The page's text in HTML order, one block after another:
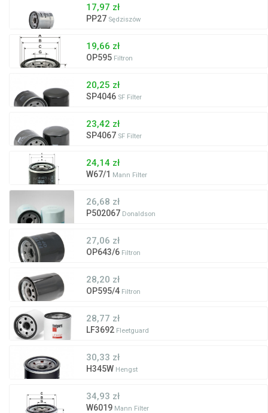
17,97 zł
PP27 Sędziszów
19,66 zł
OP595 Filtron
20,25 zł
SP4046 SF Filter
23,42 zł
SP4067 SF Filter
24,14 zł
W67/1 Mann Filter
26,68 zł
P502067 Donaldson
27,06 zł
OP643/6 Filtron
28,20 zł
OP595/4 Filtron
28,77 zł
LF3692 Fleetguard
30,33 zł
H345W Hengst
34,93 zł
W6019 Mann Filter